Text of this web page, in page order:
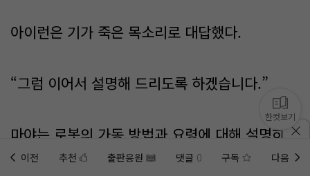
아이런은 기가 죽은 목소리로 대답했다.
“그럼 이어서 설명해 드리도록 하겠습니다.”
마야는 로봇의 가동 방법과 요령에 대해 설명하기
시작했다.
이전 추천 출판응원 댓글 0 구독 다음
한컷보기
홈에미노벨 웹추가하기 미노벨 앱설치하기